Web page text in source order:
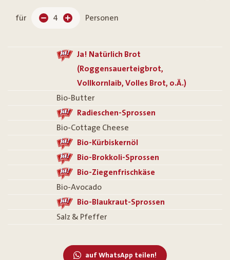
für 4 Personen
Ja! Natürlich Brot
(Roggensauerteigbrot,
Vollkornlaib, Volles Brot, o.Ä.)
Bio-Butter
Radieschen-Sprossen
Bio-Cottage Cheese
Bio-Kürbiskernöl
Bio-Brokkoli-Sprossen
Bio-Ziegenfrischkäse
Bio-Avocado
Bio-Blaukraut-Sprossen
Salz & Pfeffer
auf WhatsApp teilen!